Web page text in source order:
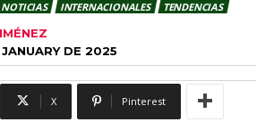
NOTICIAS INTERNACIONALES TENDENCIAS
DE 2025
X Pinterest